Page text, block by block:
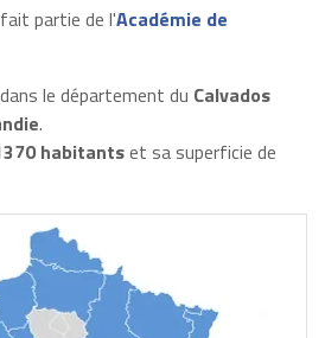
partie de l'Académie de
le département du Calvados
.
habitantset sa superficie de